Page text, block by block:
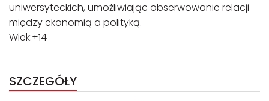
uniwersyteckich, umożliwiając obserwowanie relacji
między ekonomią a polityką.
Wiek:+14
SZCZEGÓŁY